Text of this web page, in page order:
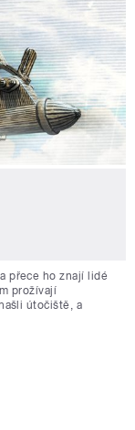
přece ho znají lidé
prožívají
útočiště, a